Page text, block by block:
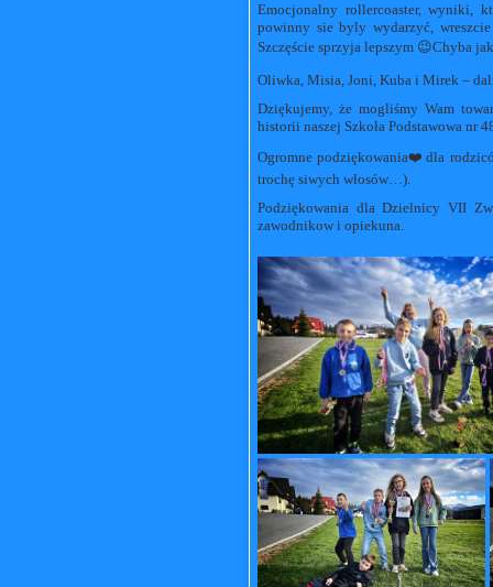
Emocjonalny rollercoaster, wyniki,
powinny sie byly wydarzyć,
Szczęście sprzyja lepszym 😉Chyba
Oliwka, Misia, Joni, Kuba i Mirek –
Dziękujemy, że mogliśmy Wam
historii naszej Szkoła Podstawowa nr
Ogromne podziękowania❤️dla
trochę siwych włosów…).
Podziękowania dla Dzielnicy VII
zawodnikow i opiekuna.